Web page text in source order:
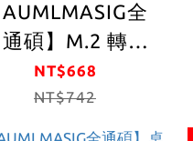
AUMLMASIG全
通碩】M.2 轉
前置 19PIN
接卡 / 瑞薩電子
晶片組
NT$668
NT$742